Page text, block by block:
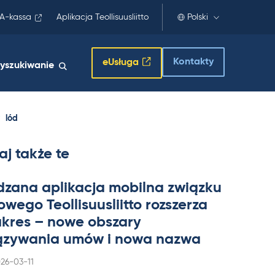
A-kassa Aplikacja Teollisuusliitto Polski
eUsługa Kontakty
lód
także te
apli­kacja mo­bilna związku
Teol­li­suus­liitto rozszerza
– nowe obszary
umów i nowa nazwa
03-11